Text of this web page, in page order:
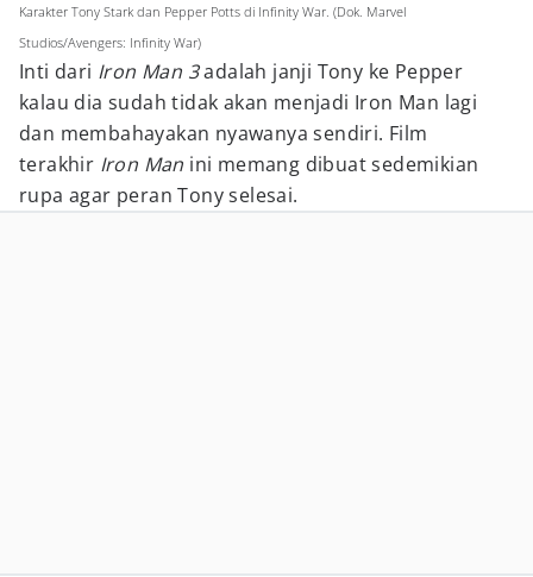
Karakter Tony Stark dan Pepper Potts di Infinity War. (Dok. Marvel
Studios/Avengers: Infinity War)
Inti dari Iron Man 3adalah janji Tony ke Pepper
kalau dia sudah tidak akan menjadi Iron Man lagi
dan membahayakan nyawanya sendiri. Film
terakhir Iron Man ini memang dibuat sedemikian
rupa agar peran Tony selesai.